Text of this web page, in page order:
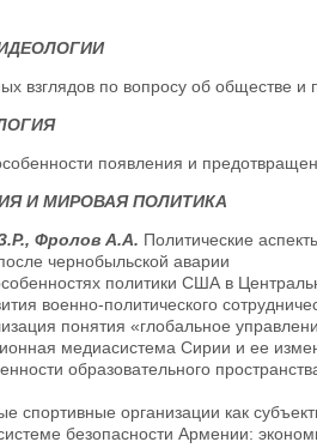
взглядов по вопросу об обществе и
появления и
И МИРОВАЯ ПОЛИТИКА
Фролов А.А. Политические
чернобыльской аварии
политики США в
военно-политического
понятия «глобальное
медиасистема Сирии и ее
образовательного
спортивные организации как
безопасности Армении: